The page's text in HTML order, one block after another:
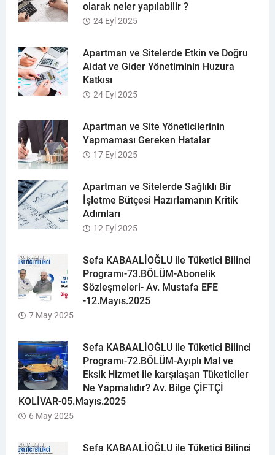
olarak neler yapılabilir ?
24 Eyl 2025
Apartman ve Sitelerde Etkin ve Doğru
Aidat ve Gider Yönetiminin Huzura
Katkısı
24 Eyl 2025
Apartman ve Site Yöneticilerinin
Yapmaması Gereken Hatalar
17 Eyl 2025
Apartman ve Sitelerde Sağlıklı Bir
İşletme Bütçesi Hazırlamanın Kritik
Adımları
12 Eyl 2025
Sefa KABAALİOĞLU ile Tüketici Bilinci
Programı-73.BÖLÜM-Abonelik
Sözleşmeleri- Av. Mustafa EFE
-12.Mayıs.2025
7 May 2025
Sefa KABAALİOĞLU ile Tüketici Bilinci
Programı-72.BÖLÜM-Ayıplı Mal ve
Eksik Hizmet ile karşılaşan Tüketiciler
Ne Yapmalıdır? Av. Bilge ÇİFTÇİ
KOLİVAR-05.Mayıs.2025
6 May 2025
Sefa KABAALİOĞLU ile Tüketici Bilinci